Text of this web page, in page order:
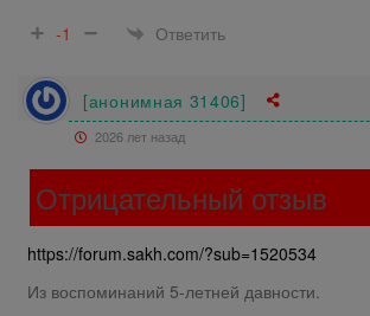
-1
Ответить
[анонимная 31406]
2026 лет назад
Отрицательный отзыв
https://forum.sakh.com/?sub=1520534
Из воспоминаний 5-летней давности.